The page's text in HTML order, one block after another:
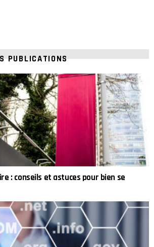
PUBLICATIONS
: conseils et astuces pour bien se